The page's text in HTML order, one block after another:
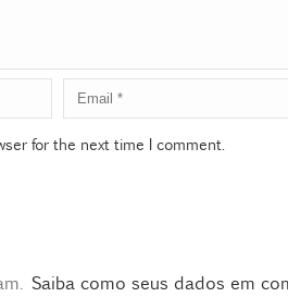
for the next time I comment.
Saiba como seus dados em